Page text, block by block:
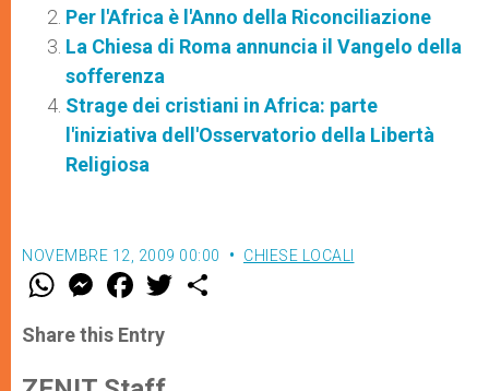
Per l'Africa è l'Anno della Riconciliazione
La Chiesa di Roma annuncia il Vangelo della
sofferenza
Strage dei cristiani in Africa: parte
l'iniziativa dell'Osservatorio della Libertà
Religiosa
NOVEMBRE 12, 2009 00:00 CHIESE LOCALI
W
t
s
p
M
e
s
e
g
F
a
e
b
o
w
Share this Entry